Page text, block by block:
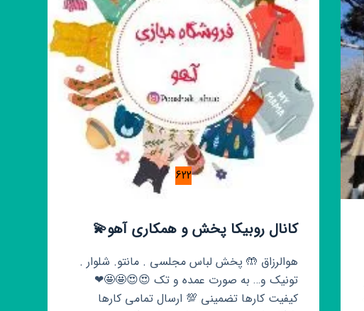
622
کانال روبیکا پخش و همکاری آهو💫
هوالرزاق 🤲 پخش لباس مجلسی . مانتو. شلوار .
تونیک و… به صورت عمده و تک 😍😍🤩🤩❤
کیفیت کارها تضمینی 💯 ارسال تمامی کارها